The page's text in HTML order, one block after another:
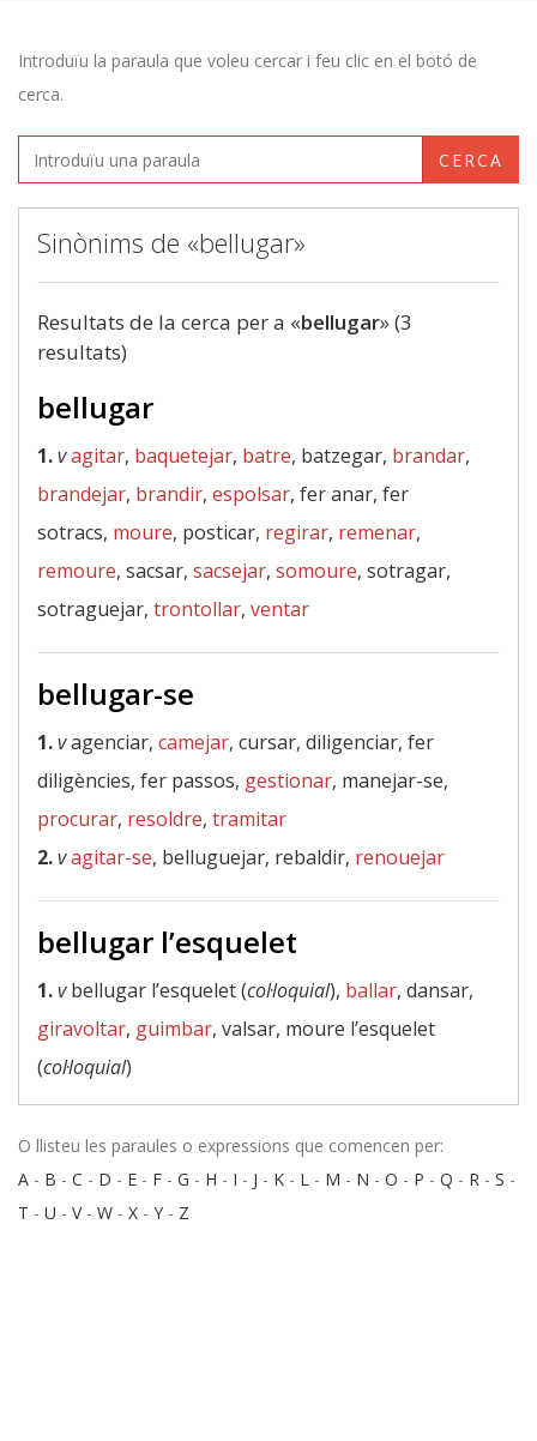
Introduïu la paraula que voleu cercar i feu clic en el botó de
cerca.
CERCA
Sinònims de «bellugar»
Resultats de la cerca per a «bellugar» (3
resultats)
bellugar
1.vagitar, baquetejar, batre, batzegar, brandar,
brandejar, brandir, espolsar, fer anar, fer
sotracs, moure, posticar, regirar, remenar,
remoure, sacsar, sacsejar, somoure, sotragar,
sotraguejar, trontollar, ventar
bellugar-se
1.vagenciar, camejar, cursar, diligenciar, fer
diligències, fer passos, gestionar, manejar-se,
procurar, resoldre, tramitar
2.vagitar-se, belluguejar, rebaldir, renouejar
bellugar l’esquelet
1.vbellugar l’esquelet (col·loquial), ballar, dansar,
giravoltar, guimbar, valsar, moure l’esquelet
(col·loquial)
O llisteu les paraules o expressions que comencen per:
A - B - C - D - E - F - G - H - I - J - K - L - M - N - O - P - Q - R - S -
T - U - V- W - X - Y - Z